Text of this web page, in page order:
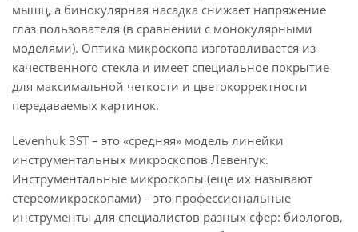
мышц, а бинокулярная насадка снижает напряжение
глаз пользователя (в сравнении с монокулярными
моделями). Оптика микроскопа изготавливается из
качественного стекла и имеет специальное покрытие
для максимальной четкости и цветокорректности
передаваемых картинок.
Levenhuk 3ST – это «средняя» модель линейки
инструментальных микроскопов Левенгук.
Инструментальные микроскопы (еще их называют
стереомикроскопами) – это профессиональные
инструменты для специалистов разных сфер: биологов,